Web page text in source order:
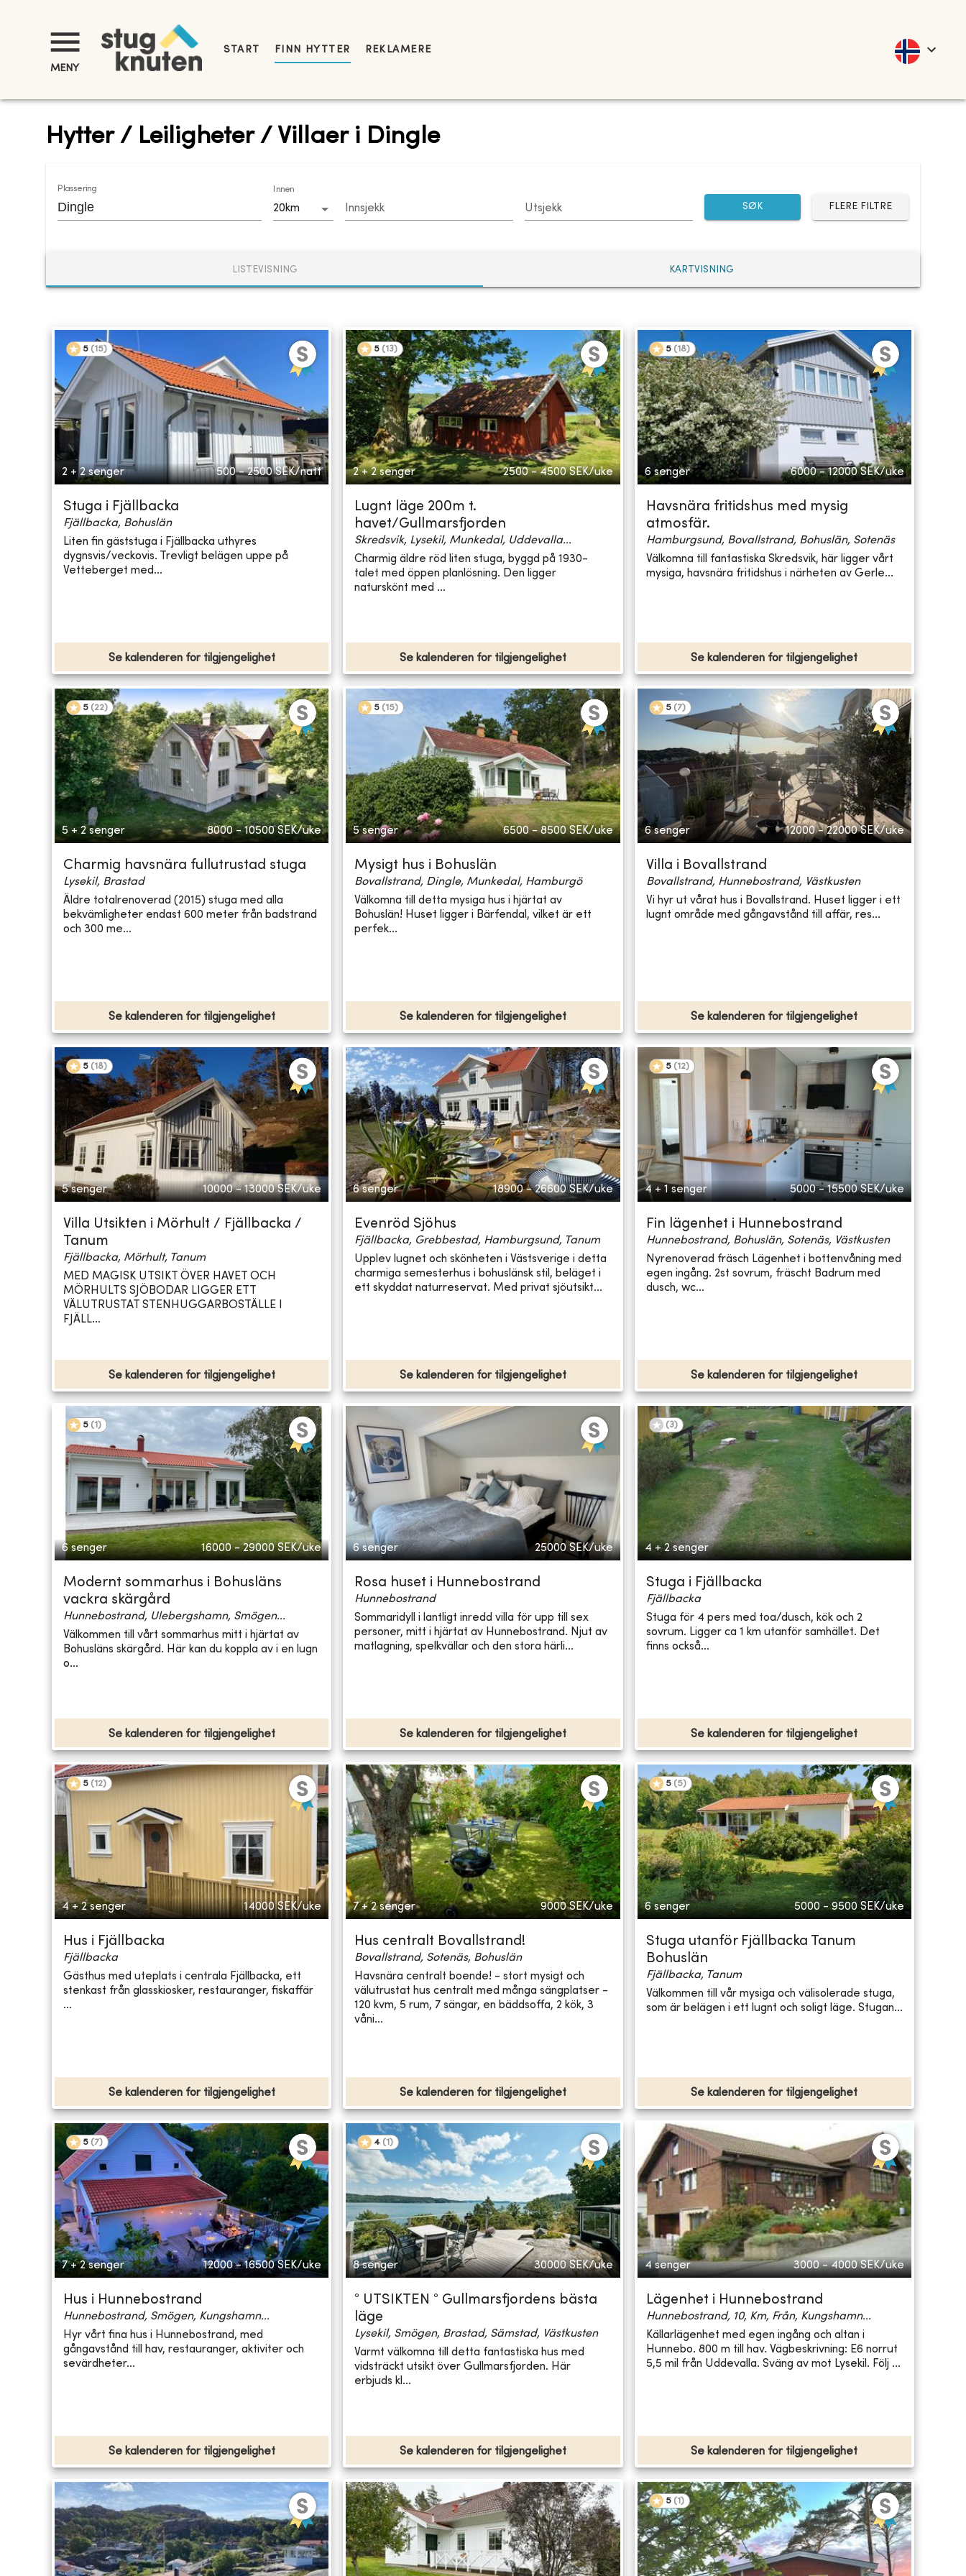
MENY
START FINN HYTTER REKLAMERE
Hytter / Leiligheter / Villaer i Dingle
Plassering Innen
20km Innsjekk Utsjekk SØK FLERE FILTRE
LISTEVISNING KARTVISNING
5 (15)
2 + 2 senger 500 - 2500 SEK/natt
Stuga i Fjällbacka
Fjällbacka, Bohuslän
Liten fin gäststuga i Fjällbacka uthyres
dygnsvis/veckovis. Trevligt belägen uppe på
Vetteberget med...
Se kalenderen for tilgjengelighet
5 (13)
2 + 2 senger 2500 - 4500 SEK/uke
Lugnt läge 200m t.
havet/Gullmarsfjorden
Skredsvik, Lysekil, Munkedal, Uddevalla...
Charmig äldre röd liten stuga, byggd på 1930-
talet med öppen planlösning. Den ligger
naturskönt med ...
Se kalenderen for tilgjengelighet
5 (18)
6 senger 6000 - 12000 SEK/uke
Havsnära fritidshus med mysig
atmosfär.
Hamburgsund, Bovallstrand, Bohuslän, Sotenäs
Välkomna till fantastiska Skredsvik, här ligger vårt
mysiga, havsnära fritidshus i närheten av Gerle...
Se kalenderen for tilgjengelighet
5 (22)
5 + 2 senger 8000 - 10500 SEK/uke
Charmig havsnära fullutrustad stuga
Lysekil, Brastad
Äldre totalrenoverad (2015) stuga med alla
bekvämligheter endast 600 meter från badstrand
och 300 me...
Se kalenderen for tilgjengelighet
5 (15)
5 senger 6500 - 8500 SEK/uke
Mysigt hus i Bohuslän
Bovallstrand, Dingle, Munkedal, Hamburgö
Välkomna till detta mysiga hus i hjärtat av
Bohuslän! Huset ligger i Bärfendal, vilket är ett
perfek...
Se kalenderen for tilgjengelighet
5 (7)
6 senger 12000 - 22000 SEK/uke
Villa i Bovallstrand
Bovallstrand, Hunnebostrand, Västkusten
Vi hyr ut vårat hus i Bovallstrand. Huset ligger i ett
lugnt område med gångavstånd till affär, res...
Se kalenderen for tilgjengelighet
5 (18)
5 senger 10000 - 13000 SEK/uke
Villa Utsikten i Mörhult / Fjällbacka /
Tanum
Fjällbacka, Mörhult, Tanum
MED MAGISK UTSIKT ÖVER HAVET OCH
MÖRHULTS SJÖBODAR LIGGER ETT
VÄLUTRUSTAT STENHUGGARBOSTÄLLE I
FJÄLL...
Se kalenderen for tilgjengelighet
6 senger 18900 - 26600 SEK/uke
Evenröd Sjöhus
Fjällbacka, Grebbestad, Hamburgsund, Tanum
Upplev lugnet och skönheten i Västsverige i detta
charmiga semesterhus i bohuslänsk stil, beläget i
ett skyddat naturreservat. Med privat sjöutsikt...
Se kalenderen for tilgjengelighet
5 (12)
4 + 1 senger 5000 - 15500 SEK/uke
Fin lägenhet i Hunnebostrand
Hunnebostrand, Bohuslän, Sotenäs, Västkusten
Nyrenoverad fräsch Lägenhet i bottenvåning med
egen ingång. 2st sovrum, fräscht Badrum med
dusch, wc...
Se kalenderen for tilgjengelighet
5 (1 )
6 senger 16000 - 29000 SEK/uke
Modernt sommarhus i Bohusläns
vackra skärgård
Hunnebostrand, Ulebergshamn, Smögen...
Välkommen till vårt sommarhus mitt i hjärtat av
Bohusläns skärgård. Här kan du koppla av i en lugn
o...
Se kalenderen for tilgjengelighet
6 senger 25000 SEK/uke
Rosa huset i Hunnebostrand
Hunnebostrand
Sommaridyll i lantligt inredd villa för upp till sex
personer, mitt i hjärtat av Hunnebostrand. Njut av
matlagning, spelkvällar och den stora härli...
Se kalenderen for tilgjengelighet
(3)
4 + 2 senger
Stuga i Fjällbacka
Fjällbacka
Stuga för 4 pers med toa/dusch, kök och 2
sovrum. Ligger ca 1 km utanför samhället. Det
finns också...
Se kalenderen for tilgjengelighet
5 (12)
4 + 2 senger 14000 SEK/uke
Hus i Fjällbacka
Fjällbacka
Gästhus med uteplats i centrala Fjällbacka, ett
stenkast från glasskiosker, restauranger, fiskaffär
...
Se kalenderen for tilgjengelighet
7 + 2 senger 9000 SEK/uke
Hus centralt Bovallstrand!
Bovallstrand, Sotenäs, Bohuslän
Havsnära centralt boende! - stort mysigt och
välutrustat hus centralt med många sängplatser -
120 kvm, 5 rum, 7 sängar, en bäddsoffa, 2 kök, 3
våni...
Se kalenderen for tilgjengelighet
5 (5)
6 senger 5000 - 9500 SEK/uke
Stuga utanför Fjällbacka Tanum
Bohuslän
Fjällbacka, Tanum
Välkommen till vår mysiga och välisolerade stuga,
som är belägen i ett lugnt och soligt läge. Stugan...
Se kalenderen for tilgjengelighet
5 (7)
7 + 2 senger 12000 - 16500 SEK/uke
Hus i Hunnebostrand
Hunnebostrand, Smögen, Kungshamn...
Hyr vårt fina hus i Hunnebostrand, med
gångavstånd till hav, restauranger, aktiviter och
sevärdheter...
Se kalenderen for tilgjengelighet
4 (1 )
8 senger 30000 SEK/uke
° UTSIKTEN ° Gullmarsfjordens bästa
läge
Lysekil, Smögen, Brastad, Sämstad, Västkusten
Varmt välkomna till detta fantastiska hus med
vidsträckt utsikt över Gullmarsfjorden. Här
erbjuds kl...
Se kalenderen for tilgjengelighet
4 senger 3000 - 4000 SEK/uke
Lägenhet i Hunnebostrand
Hunnebostrand, 10, Km, Från, Kungshamn...
Källarlägenhet med egen ingång och altan i
Hunnebo. 800 m till hav. Vägbeskrivning: E6 norrut
5,5 mil från Uddevalla. Sväng av mot Lysekil. Följ ...
Se kalenderen for tilgjengelighet
5 (1 )